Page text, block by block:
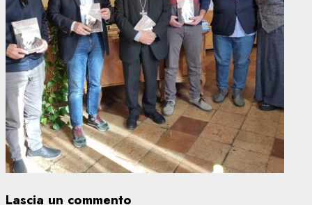
Lascia un commento